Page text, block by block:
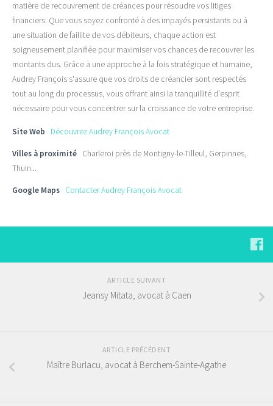
matière de recouvrement de créances pour résoudre vos litiges
financiers. Que vous soyez confronté à des impayés persistants ou à
une situation de faillite de vos débiteurs, chaque action est
soigneusement planifiée pour maximiser vos chances de recouvrer les
montants dus. Grâce à une approche à la fois stratégique et humaine,
Audrey François s'assure que vos droits de créancier sont respectés
tout au long du processus, vous offrant ainsi la tranquillité d'esprit
nécessaire pour vous concentrer sur la croissance de votre entreprise.
Site Web Découvrez Audrey François Avocat
Villes à proximité Charleroi près de Montigny-le-Tilleul, Gerpinnes,
Thuin...
Google Maps Contacter Audrey François Avocat
ARTICLE SUIVANT
Jeansy Mitata, avocat à Caen
ARTICLE PRÉCÉDENT
Maître Burlacu, avocat à Berchem-Sainte-Agathe